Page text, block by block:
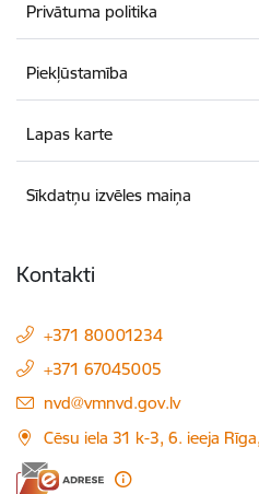
Privātuma politika
Piekļūstamība
Lapas karte
Sīkdatņu izvēles maiņa
Kontakti
+371 80001234
+371 67045005
E-pasts:
nvd@vmnvd.gov.lv
Cēsu iela 31 k-3, 6. ieeja